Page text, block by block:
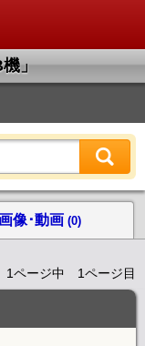
」
像･動画 (0)
1ページ中 1ページ目